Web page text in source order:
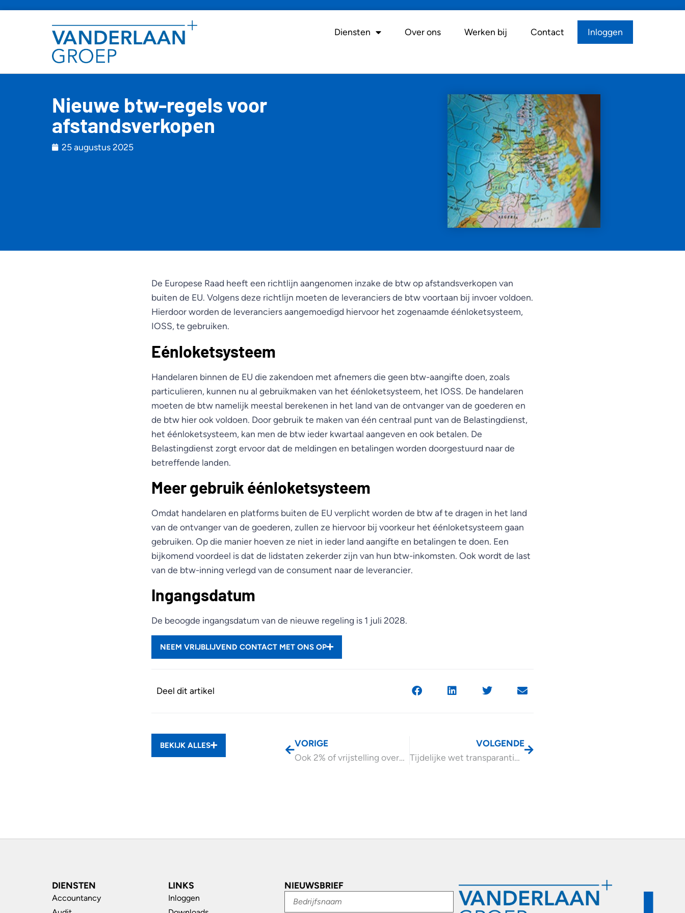
Diensten Over ons Werken bij Contact Inloggen
Nieuwe btw-regels voor
afstandsverkopen
25 augustus 2025
De Europese Raad heeft een richtlijn aangenomen inzake de btw op afstandsverkopen van
buiten de EU. Volgens deze richtlijn moeten de leveranciers de btw voortaan bij invoer voldoen.
Hierdoor worden de leveranciers aangemoedigd hiervoor het zogenaamde éénloketsysteem,
IOSS, te gebruiken.
Eénloketsysteem
Handelaren binnen de EU die zakendoen met afnemers die geen btw-aangifte doen, zoals
particulieren, kunnen nu al gebruikmaken van het éénloketsysteem, het IOSS. De handelaren
moeten de btw namelijk meestal berekenen in het land van de ontvanger van de goederen en
de btw hier ook voldoen. Door gebruik te maken van één centraal punt van de Belastingdienst,
het éénloketsysteem, kan men de btw ieder kwartaal aangeven en ook betalen. De
Belastingdienst zorgt ervoor dat de meldingen en betalingen worden doorgestuurd naar de
betreffende landen.
Meer gebruik éénloketsysteem
Omdat handelaren en platforms buiten de EU verplicht worden de btw af te dragen in het land
van de ontvanger van de goederen, zullen ze hiervoor bij voorkeur het éénloketsysteem gaan
gebruiken. Op die manier hoeven ze niet in ieder land aangifte en betalingen te doen. Een
bijkomend voordeel is dat de lidstaten zekerder zijn van hun btw-inkomsten. Ook wordt de last
van de btw-inning verlegd van de consument naar de leverancier.
Ingangsdatum
De beoogde ingangsdatum van de nieuwe regeling is 1 juli 2028.
NEEM VRIJBLIJVEND CONTACT MET ONS OP
Deel dit artikel
BEKIJK ALLES
VORIGE
Ook 2% of vrijstelling overdrachtsbelasting voor woningdelers?
VOLGENDE
Tijdelijke wet transparantie turboliquidaties met twee jaar verlengd
DIENSTEN
Accountancy
LINKS
Inloggen
NIEUWSBRIEF